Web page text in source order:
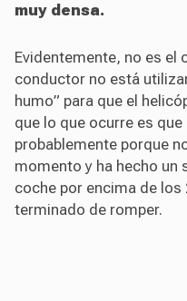
muy densa.
Evidentemente, no es el
conductor no está
humo” para que el
que lo que ocurre es que
probablemente porque
momento y ha hecho un
coche por encima de los
terminado de romper.